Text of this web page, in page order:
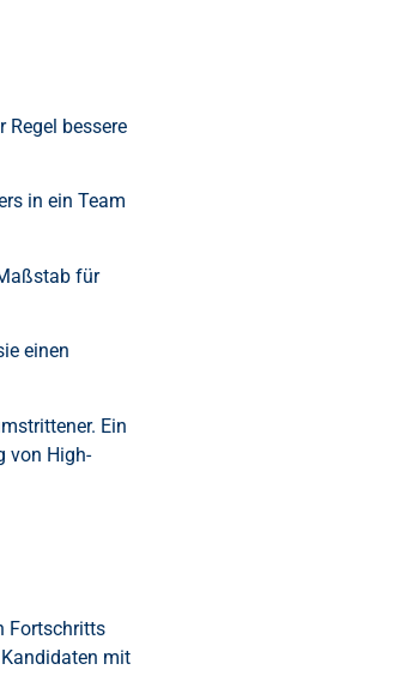
bessere
in ein Team
für
einen
Ein
von High-
Fortschritts
mit